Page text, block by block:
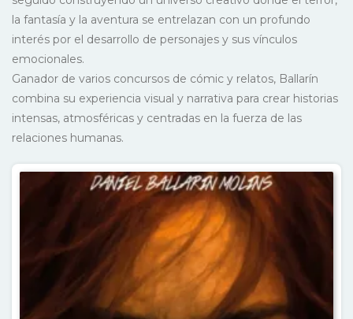
la fantasía y la aventura se entrelazan con un profundo
interés por el desarrollo de personajes y sus vínculos
emocionales.
Ganador de varios concursos de cómic y relatos, Ballarín
combina su experiencia visual y narrativa para crear historias
intensas, atmosféricas y centradas en la fuerza de las
relaciones humanas.